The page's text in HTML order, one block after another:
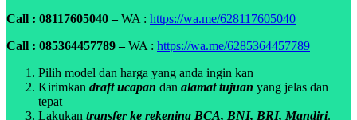
Call : 08117605040 –WA : https://wa.me/628117605040
Call : 085364457789 –WA : https://wa.me/6285364457789
Pilih model dan harga yang anda ingin kan
Kirimkan draft ucapan dan alamat tujuan yang jelas dan
tepat
Lakukan transfer ke rekening BCA, BNI, BRI, Mandiri.